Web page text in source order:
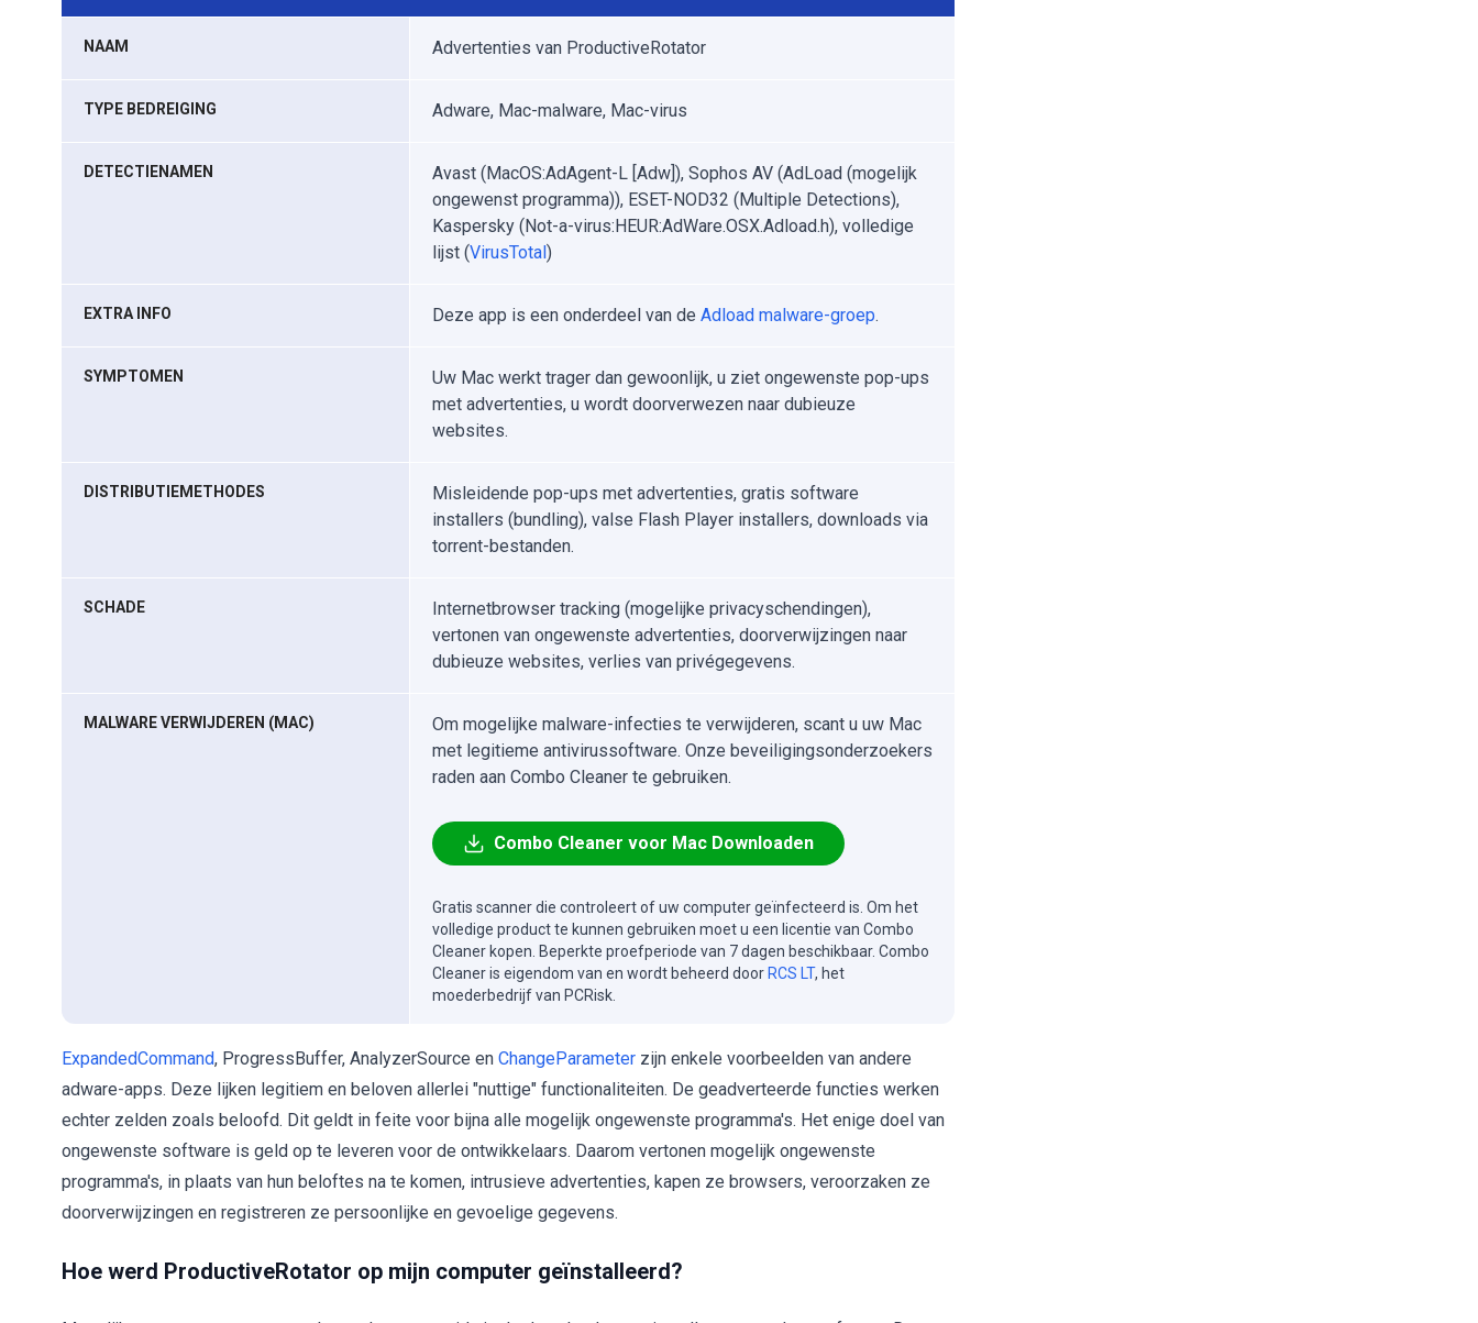
NAAM Advertenties van ProductiveRotator
TYPE BEDREIGING Adware, Mac-malware, Mac-virus
DETECTIENAMEN
Avast (MacOS:AdAgent-L [Adw]), Sophos AV (AdLoad (mogelijk
ongewenst programma)), ESET-NOD32 (Multiple Detections),
Kaspersky (Not-a-virus:HEUR:AdWare.OSX.Adload.h), volledige
lijst (VirusTotal)
EXTRA INFO Deze app is een onderdeel van de Adload malware-groep.
SYMPTOMEN
Uw Mac werkt trager dan gewoonlijk, u ziet ongewenste pop-ups
met advertenties, u wordt doorverwezen naar dubieuze
websites.
DISTRIBUTIEMETHODES
Misleidende pop-ups met advertenties, gratis software
installers (bundling), valse Flash Player installers, downloads via
torrent-bestanden.
SCHADE
Internetbrowser tracking (mogelijke privacyschendingen),
vertonen van ongewenste advertenties, doorverwijzingen naar
dubieuze websites, verlies van privégegevens.
MALWARE VERWIJDEREN (MAC)
Om mogelijke malware-infecties te verwijderen, scant u uw Mac
met legitieme antivirussoftware. Onze beveiligingsonderzoekers
raden aan Combo Cleaner te gebruiken.
Combo Cleaner voor Mac Downloaden
Gratis scanner die controleert of uw computer geïnfecteerd is. Om het
volledige product te kunnen gebruiken moet u een licentie van Combo
Cleaner kopen. Beperkte proefperiode van 7 dagen beschikbaar. Combo
Cleaner is eigendom van en wordt beheerd door RCS LT, het
moederbedrijf van PCRisk.
ExpandedCommand, ProgressBuffer, AnalyzerSource en ChangeParameter zijn enkele voorbeelden van andere
adware-apps. Deze lijken legitiem en beloven allerlei "nuttige" functionaliteiten. De geadverteerde functies werken
echter zelden zoals beloofd. Dit geldt in feite voor bijna alle mogelijk ongewenste programma's. Het enige doel van
ongewenste software is geld op te leveren voor de ontwikkelaars. Daarom vertonen mogelijk ongewenste
programma's, in plaats van hun beloftes na te komen, intrusieve advertenties, kapen ze browsers, veroorzaken ze
doorverwijzingen en registreren ze persoonlijke en gevoelige gegevens.
Hoe werd ProductiveRotator op mijn computer geïnstalleerd?